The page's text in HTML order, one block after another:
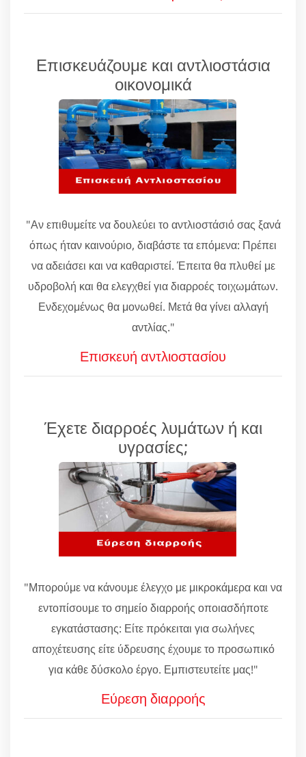
Επισκευάζουμε και αντλιοστάσια
οικονομικά
"Αν επιθυμείτε να δουλεύει το αντλιοστάσιό σας ξανά
όπως ήταν καινούριο, διαβάστε τα επόμενα: Πρέπει
να αδειάσει και να καθαριστεί. Έπειτα θα πλυθεί με
υδροβολή και θα ελεγχθεί για διαρροές τοιχωμάτων.
Ενδεχομένως θα μονωθεί. Μετά θα γίνει αλλαγή
αντλίας."
Επισκευή αντλιοστασίου
Έχετε διαρροές λυμάτων ή και
υγρασίες;
"Μπορούμε να κάνουμε έλεγχο με μικροκάμερα και να
εντοπίσουμε το σημείο διαρροής οποιασδήποτε
εγκατάστασης: Είτε πρόκειται για σωλήνες
αποχέτευσης είτε ύδρευσης έχουμε το προσωπικό
για κάθε δύσκολο έργο. Εμπιστευτείτε μας!"
Εύρεση διαρροής